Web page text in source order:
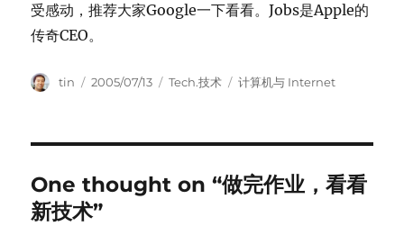
受感动，推荐大家Google一下看看。Jobs是Apple的
传奇CEO。
Author
tin
Posted
2005/07/13 Categories
Tech.技术 Tags
计算机与 Internet
One thought on “做完作业，看看
新技术”